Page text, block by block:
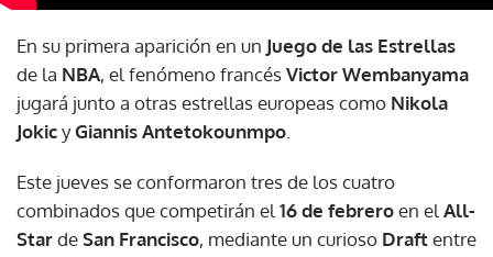
En su primera aparición en un Juego de las Estrellas
de la NBA, el fenómeno francésVictor Wembanyama
jugará junto a otras estrellas europeas como Nikola
JokicyGiannis Antetokounmpo
Este jueves se conformaron tres de los cuatro
combinados que competirán el 16 de febreroen el All-
StardeSan Francisco, mediante un curioso Draftentre